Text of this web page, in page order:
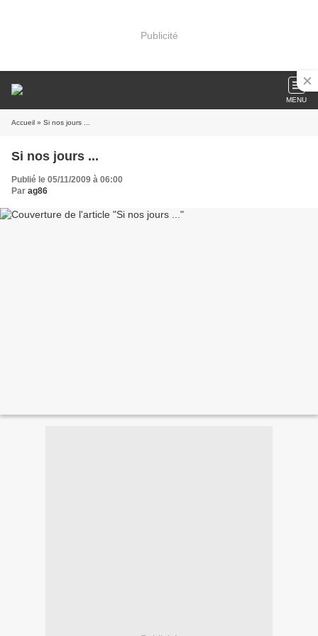
Publicité
MENU
Accueil » Si nos jours ...
Si nos jours ...
Publié le 05/11/2009 à 06:00
Par ag86